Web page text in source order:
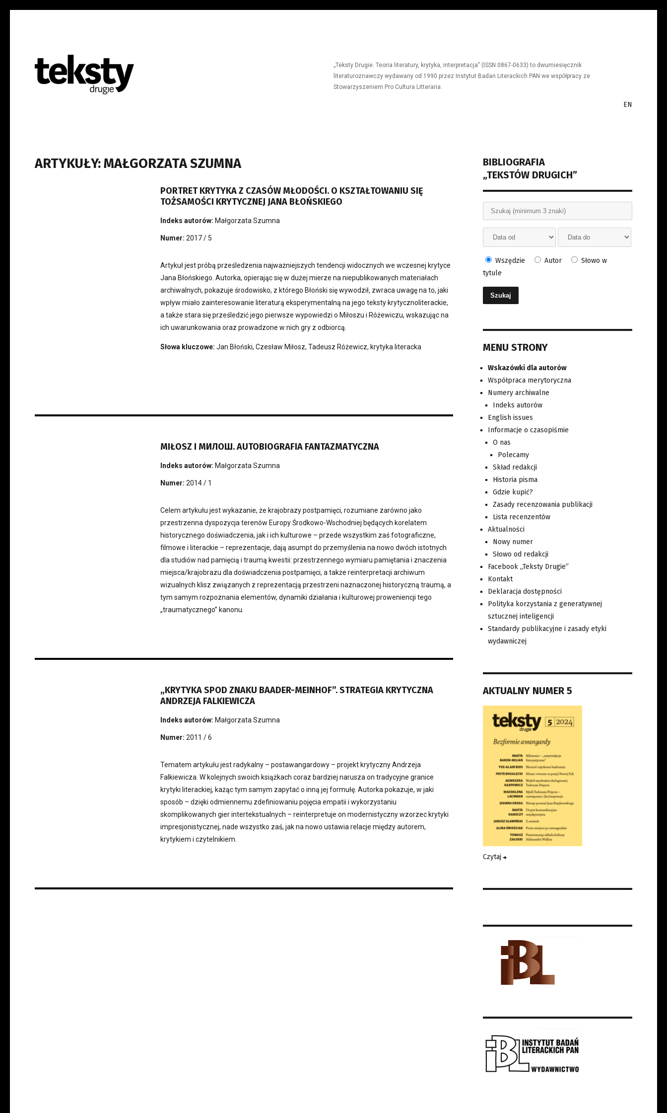
„Teksty Drugie. Teoria literatury, krytyka, interpretacja” (ISSN 0867-0633) to dwumiesięcznik
literaturoznawczy wydawany od 1990 przez Instytut Badań Literackich PAN we współpracy ze
Stowarzyszeniem Pro Cultura Litteraria.
EN
ARTYKUŁY: MAŁGORZATA SZUMNA
PORTRET KRYTYKA Z CZASÓW MŁODOŚCI. O KSZTAŁTOWANIU SIĘ
TOŻSAMOŚCI KRYTYCZNEJ JANA BŁOŃSKIEGO
Indeks autorów: Małgorzata Szumna
Numer: 2017 / 5
Artykuł jest próbą prześledzenia najważniejszych tendencji widocznych we wczesnej krytyce
Jana Błońskiego. Autorka, opierając się w dużej mierze na niepublikowanych materiałach
archiwalnych, pokazuje środowisko, z którego Błoński się wywodził, zwraca uwagę na to, jaki
wpływ miało zainteresowanie literaturą eksperymentalną na jego teksty krytycznoliterackie,
a także stara się prześledzić jego pierwsze wypowiedzi o Miłoszu i Różewiczu, wskazując na
ich uwarunkowania oraz prowadzone w nich gry z odbiorcą.
Słowa kluczowe: Jan Błoński, Czesław Miłosz, Tadeusz Różewicz, krytyka literacka
MIŁOSZ I МИЛОШ. AUTOBIOGRAFIA FANTAZMATYCZNA
Indeks autorów: Małgorzata Szumna
Numer: 2014 / 1
Celem artykułu jest wykazanie, że krajobrazy postpamięci, rozumiane zarówno jako
przestrzenna dyspozycja terenów Europy Środkowo-Wschodniej będących korelatem
historycznego doświadczenia, jak i ich kulturowe – przede wszystkim zaś fotograficzne,
filmowe i literackie – reprezentacje, dają asumpt do przemyślenia na nowo dwóch istotnych
dla studiów nad pamięcią i traumą kwestii: przestrzennego wymiaru pamiętania i znaczenia
miejsca/krajobrazu dla doświadczenia postpamięci, a także reinterpretacji archiwum
wizualnych klisz związanych z reprezentacją przestrzeni naznaczonej historyczną traumą, a
tym samym rozpoznania elementów, dynamiki działania i kulturowej proweniencji tego
„traumatycznego” kanonu.
„KRYTYKA SPOD ZNAKU BAADER-MEINHOF”. STRATEGIA KRYTYCZNA
ANDRZEJA FALKIEWICZA
Indeks autorów: Małgorzata Szumna
Numer: 2011 / 6
Tematem artykułu jest radykalny – postawangardowy – projekt krytyczny Andrzeja
Falkiewicza. W kolejnych swoich książkach coraz bardziej narusza on tradycyjne granice
krytyki literackiej, każąc tym samym zapytać o inną jej formułę. Autorka pokazuje, w jaki
sposób – dzięki odmiennemu zdefiniowaniu pojęcia empatii i wykorzystaniu
skomplikowanych gier intertekstualnych – reinterpretuje on modernistyczny wzorzec krytyki
impresjonistycznej, nade wszystko zaś, jak na nowo ustawia relacje między autorem,
krytykiem i czytelnikiem.
BIBLIOGRAFIA
„TEKSTÓW DRUGICH”
Wszędzie Autor
Słowo w
tytule
MENU STRONY
Wskazówki dla autorów
Współpraca merytoryczna
Numery archiwalne
Indeks autorów
English issues
Informacje o czasopiśmie
O nas
Polecamy
Skład redakcji
Historia pisma
Gdzie kupić?
Zasady recenzowania publikacji
Lista recenzentów
Aktualności
Nowy numer
Słowo od redakcji
Facebook „Teksty Drugie”
Kontakt
Deklaracja dostępności
Polityka korzystania z generatywnej
sztucznej inteligencji
Standardy publikacyjne i zasady etyki
wydawniczej
AKTUALNY NUMER 5
Czytaj